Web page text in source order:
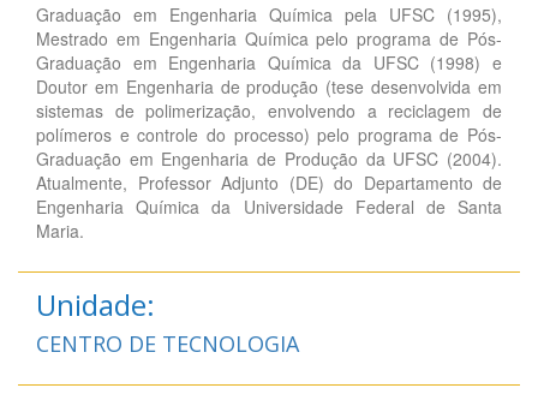
Graduação em Engenharia Química pela UFSC (1995),
Mestrado em Engenharia Química pelo programa de Pós-
Graduação em Engenharia Química da UFSC (1998) e
Doutor em Engenharia de produção (tese desenvolvida em
sistemas de polimerização, envolvendo a reciclagem de
polímeros e controle do processo) pelo programa de Pós-
Graduação em Engenharia de Produção da UFSC (2004).
Atualmente, Professor Adjunto (DE) do Departamento de
Engenharia Química da Universidade Federal de Santa
Maria.
Unidade:
CENTRO DE TECNOLOGIA